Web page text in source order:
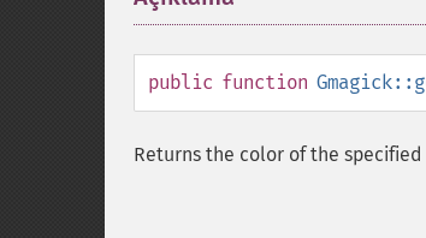
public function
Returns the color of the